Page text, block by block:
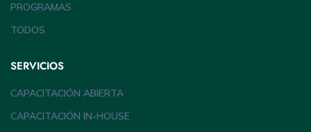
PROGRAMAS
TODOS
SERVICIOS
CAPACITACIÓN ABIERTA
CAPACITACIÓN IN-HOUSE